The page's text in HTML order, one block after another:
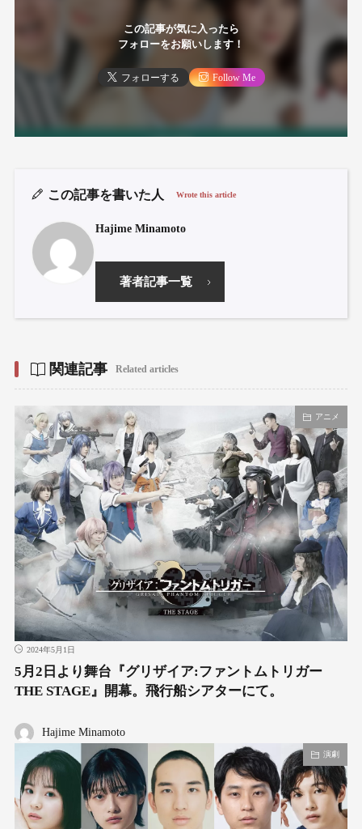
この記事が気に入ったら
フォローをお願いします！
フォローする Follow Me
この記事を書いた人 Wrote this article
Hajime Minamoto
著者記事一覧
関連記事 Related articles
アニメ
2024年5月1日
5月2日より舞台『グリザイア:ファントムトリガー
THE STAGE』開幕。飛行船シアターにて。
Hajime Minamoto
演劇